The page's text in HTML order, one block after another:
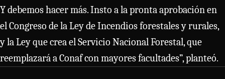
Y debemos hacer más. Insto a la pronta aprobación en
el Congreso de la Ley de Incendios forestales y rurales,
y la Ley que crea el Servicio Nacional Forestal, que
reemplazará a Conaf con mayores facultades”, planteó.